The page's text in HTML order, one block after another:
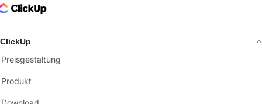
Logo
ClickUp
Preisgestaltung
Produkt